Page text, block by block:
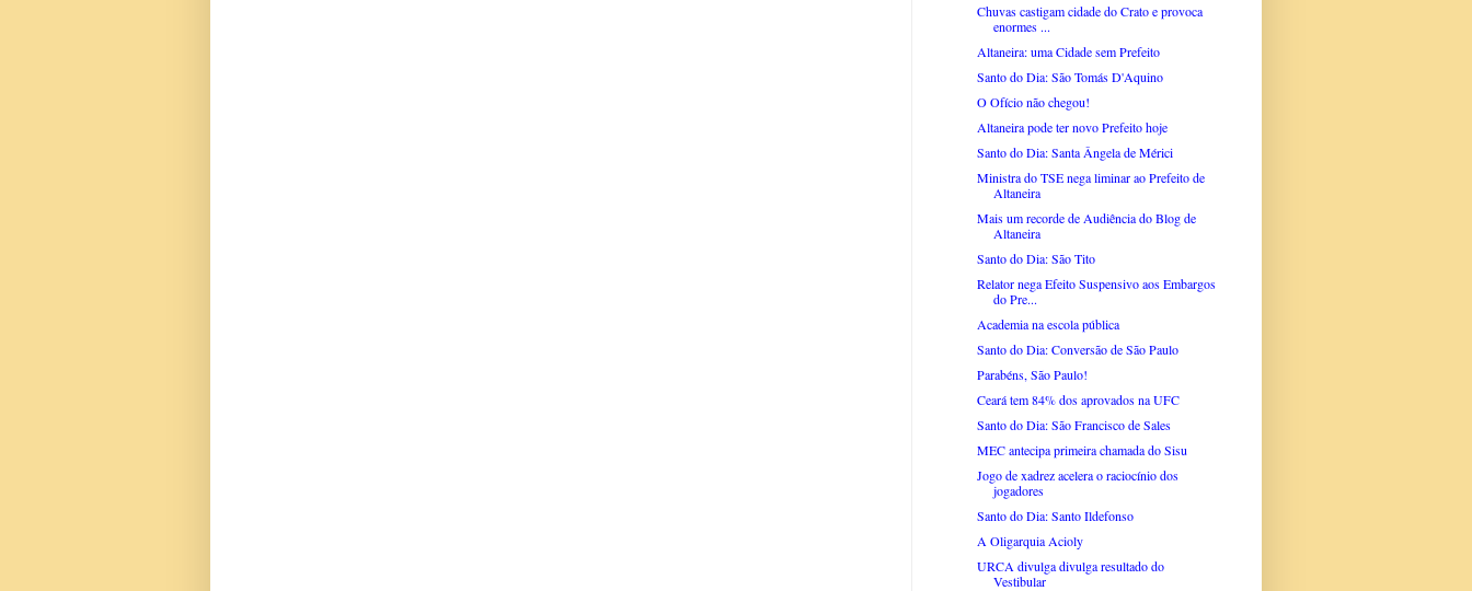
Chuvas castigam cidade do Crato e provoca
enormes ...
Altaneira: uma Cidade sem Prefeito
Santo do Dia: São Tomás D'Aquino
O Ofício não chegou!
Altaneira pode ter novo Prefeito hoje
Santo do Dia: Santa Ângela de Mérici
Ministra do TSE nega liminar ao Prefeito de
Altaneira
Mais um recorde de Audiência do Blog de
Altaneira
Santo do Dia: São Tito
Relator nega Efeito Suspensivo aos Embargos
do Pre...
Academia na escola pública
Santo do Dia: Conversão de São Paulo
Parabéns, São Paulo!
Ceará tem 84% dos aprovados na UFC
Santo do Dia: São Francisco de Sales
MEC antecipa primeira chamada do Sisu
Jogo de xadrez acelera o raciocínio dos
jogadores
Santo do Dia: Santo Ildefonso
A Oligarquia Acioly
URCA divulga divulga resultado do
Vestibular